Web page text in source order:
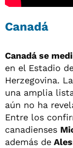
Canadá
Canadá se
en el Estadio
Herzegovina.
una amplia
aún no ha
Entre los
canadienses
además de